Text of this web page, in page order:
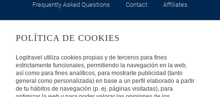
Frequently Asked Questions Contact Affiliates
Privacy Security Cookies Policy Terms of Use
INTERNATIONAL
POLÍTICA DE COOKIES
Logitravel utiliza cookies propias y de terceros para fines
estrictamente funcionales, permitiendo la navegación en la web,
así como para fines analíticos, para mostrarte publicidad (tanto
general como personalizada) en base a un perfil elaborado a partir
de tu hábitos de navegación (p. ej. páginas visitadas), para